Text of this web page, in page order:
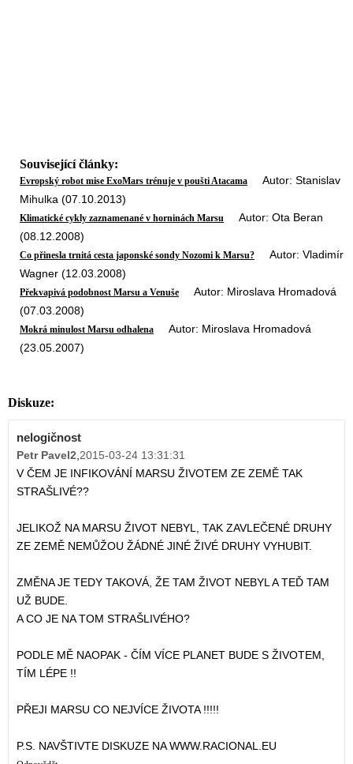
Související články:
Evropský robot mise ExoMars trénuje v poušti Atacama Autor: Stanislav
Mihulka (07.10.2013)
Klimatické cykly zaznamenané v horninách Marsu Autor: Ota Beran
(08.12.2008)
Co přinesla trnitá cesta japonské sondy Nozomi k Marsu? Autor: Vladimír
Wagner (12.03.2008)
Překvapivá podobnost Marsu a Venuše Autor: Miroslava Hromadová
(07.03.2008)
Mokrá minulost Marsu odhalena Autor: Miroslava Hromadová
(23.05.2007)
Diskuze:
nelogičnost
Petr Pavel2,2015-03-24 13:31:31
V ČEM JE INFIKOVÁNÍ MARSU ŽIVOTEM ZE ZEMĚ TAK
STRAŠLIVÉ??
JELIKOŽ NA MARSU ŽIVOT NEBYL, TAK ZAVLEČENÉ DRUHY
ZE ZEMĚ NEMŮŽOU ŽÁDNÉ JINÉ ŽIVÉ DRUHY VYHUBIT.
ZMĚNA JE TEDY TAKOVÁ, ŽE TAM ŽIVOT NEBYL A TEĎ TAM
UŽ BUDE.
A CO JE NA TOM STRAŠLIVÉHO?
PODLE MĚ NAOPAK - ČÍM VÍCE PLANET BUDE S ŽIVOTEM,
TÍM LÉPE !!
PŘEJI MARSU CO NEJVÍCE ŽIVOTA !!!!!
P.S. NAVŠTIVTE DISKUZE NA WWW.RACIONAL.EU